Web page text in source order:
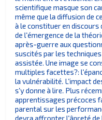
scientifique masque son
même que la diffusion de
à le constituer en discours
de l'émergence de la
après-guerre aux
suscités par les
assistée. Une image se
multiples facettes?:
la vulnérabilité. L'impact
s'y donne à lire. Plus
apprentissages précoces
parental sur les
devra affronter l'âpreté